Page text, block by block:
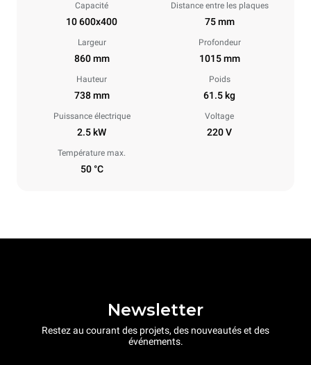
Capacité
10 600x400
Distance entre les plaques
75 mm
Largeur
860 mm
Profondeur
1015 mm
Hauteur
738 mm
Poids
61.5 kg
Puissance électrique
2.5 kW
Voltage
220 V
Température max.
50 °C
Newsletter
Restez au courant des projets, des nouveautés et des
événements.